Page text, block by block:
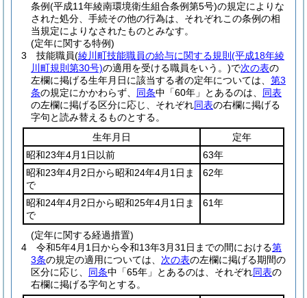
条例(平成11年綾南環境衛生組合条例第5号)の規定によりな
された処分、手続その他の行為は、それぞれこの条例の相
当規定によりなされたものとみなす。
(定年に関する特例)
3
技能職員(綾川町技能職員の給与に関する規則 (平成18年綾
川町規則第30号)の適用を受ける職員をいう。)で次の表の
左欄に掲げる生年月日に該当する者の定年については、 第3
条の規定にかかわらず、 同条中「60年」とあるのは、 同表
の左欄に掲げる区分に応じ、それぞれ同表の右欄に掲げる
字句と読み替えるものとする。
生年月日
定年
昭和23年4月1日以前
63年
昭和23年4月2日から昭和24年4月1日ま
で
62年
昭和24年4月2日から昭和25年4月1日ま
で
61年
(定年に関する経過措置)
4
令和5年4月1日から令和13年3月31日までの間における第
3条の規定の適用については、 次の表の左欄に掲げる期間の
区分に応じ、 同条中「65年」とあるのは、それぞれ同表の
右欄に掲げる字句とする。